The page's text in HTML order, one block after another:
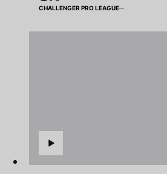
CHALLENGER PRO LEAGUE